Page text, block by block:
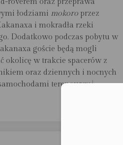
łodziami mokoro przez
i mokradła rzeki
Dodatkowo podczas pobytu w
goście będą mogli
okolicę w trakcie spacerów z
oraz dziennych i nocnych
terenowymi.